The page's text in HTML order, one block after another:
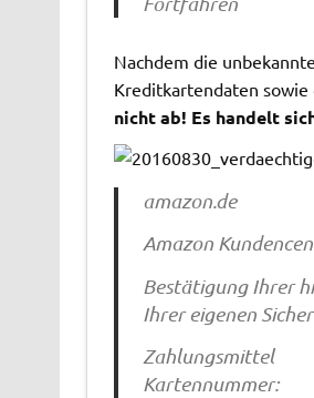
Nachdem die
Kreditkartendaten
nicht ab! Es handelt
amazon.de
Amazon
Bestätigung Ihrer
Ihrer eigenen
Zahlungsmittel
Kartennummer: